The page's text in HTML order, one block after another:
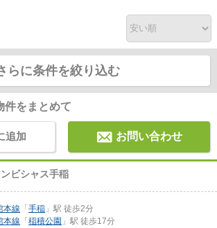
らに条件を絞り込む
件をまとめて
追加 お問い合わせ
ビシャス手稲
本線 「 手稲 」駅 徒歩2分
本線 「 稲積公園 」駅 徒歩17分